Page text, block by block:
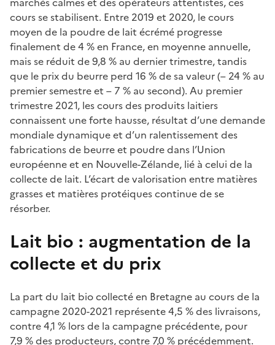
cours se stabilisent. Entre 2019 et 2020, le cours
moyen de la poudre de lait écrémé progresse
finalement de 4 % en France, en moyenne annuelle,
mais se réduit de 9,8 % au dernier trimestre, tandis
que le prix du beurre perd 16 % de sa valeur (– 24 % au
premier semestre et – 7 % au second). Au premier
trimestre 2021, les cours des produits laitiers
connaissent une forte hausse, résultat d’une demande
mondiale dynamique et d’un ralentissement des
fabrications de beurre et poudre dans l’Union
européenne et en Nouvelle-Zélande, lié à celui de la
collecte de lait. L’écart de valorisation entre matières
grasses et matières protéiques continue de se
résorber.
Lait bio : augmentation de la
collecte et du prix
La part du lait bio collecté en Bretagne au cours de la
campagne 2020-2021 représente 4,5 % des livraisons,
contre 4,1 % lors de la campagne précédente, pour
7,9 % des producteurs, contre 7,0 % précédemment.